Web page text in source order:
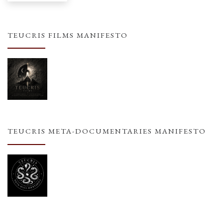
TEUCRIS FILMS MANIFESTO
TEUCRIS META-DOCUMENTARIES MANIFESTO